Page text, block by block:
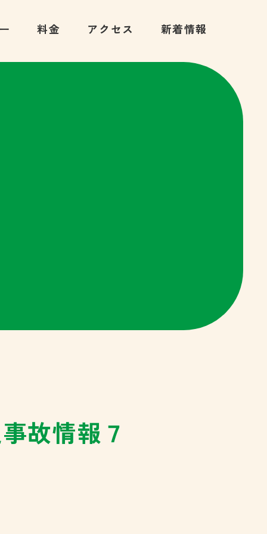
料金 アクセス 新着情報
故情報７